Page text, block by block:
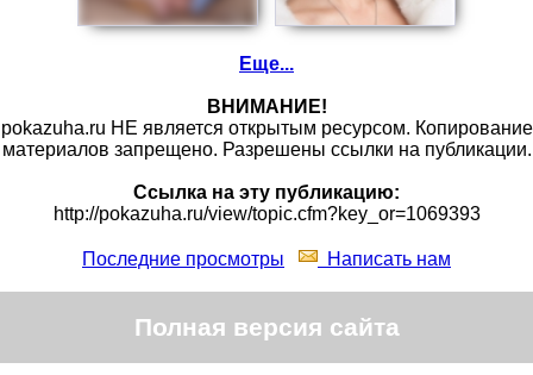
Еще...
ВНИМАНИЕ!
pokazuha.ru НЕ является открытым ресурсом. Копирование
материалов запрещено. Разрешены ссылки на публикации.
Ссылка на эту публикацию:
http://pokazuha.ru/view/topic.cfm?key_or=1069393
Последние просмотры Написать нам
Полная версия сайта